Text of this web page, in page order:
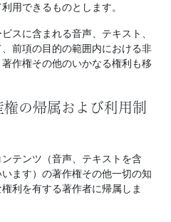
用できるものとします。
スに含まれる音声、テキスト、
前項の目的の範囲内における非
作権その他のいかなる権利も移
の帰属および利用制
テンツ（音声、テキストを含
ます）の著作権その他一切の知
利を有する著作者に帰属しま